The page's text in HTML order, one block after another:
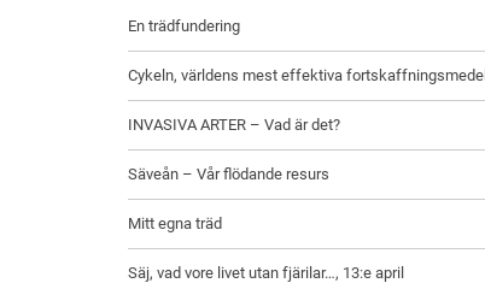
En trädfundering
Cykeln, världens mest effektiva fortskaffningsmedel
INVASIVA ARTER – Vad är det?
Säveån – Vår flödande resurs
Mitt egna träd
Säj, vad vore livet utan fjärilar…, 13:e april